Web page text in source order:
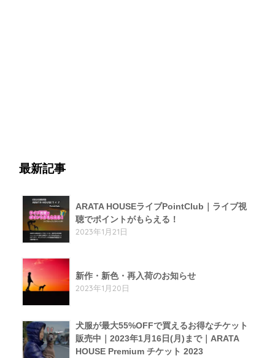
最新記事
ARATA HOUSEライブPointClub｜ライブ視
聴でポイントがもらえる！
2023年1月21日
新作・新色・再入荷のお知らせ
2023年1月20日
犬服が最大55%OFFで買えるお得なチケット
販売中｜2023年1月16日(月)まで｜ARATA
HOUSE Premium チケット 2023